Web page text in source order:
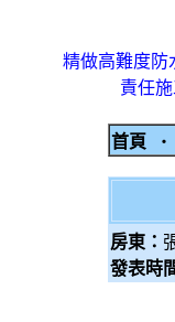
精做高難度防
責任
首頁 ‧
房東：
發表時